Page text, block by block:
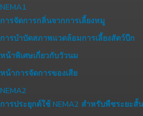
NEMA1
การจัดการกลิ่นจากการเลี้ยงหมู
การบำบัดสภาพแวดล้อมการเลี้ยงสัตว์ปีก
หน้าพิเศษเกี่ยวกับวัวนม
หน้าการจัดการของเสีย
NEMA2
การประยุกต์ใช้ NEMA2 สำหรับพืชระยะ